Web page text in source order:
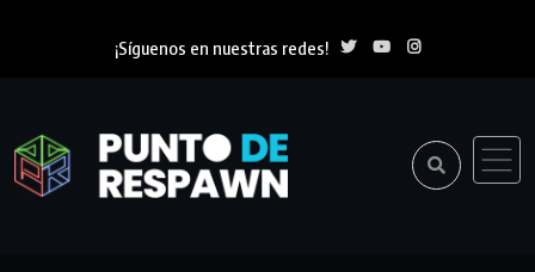
¡Síguenos en nuestras redes!